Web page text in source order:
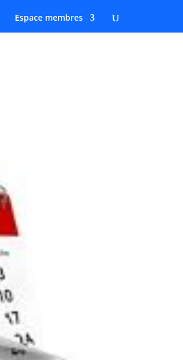
Espace membres